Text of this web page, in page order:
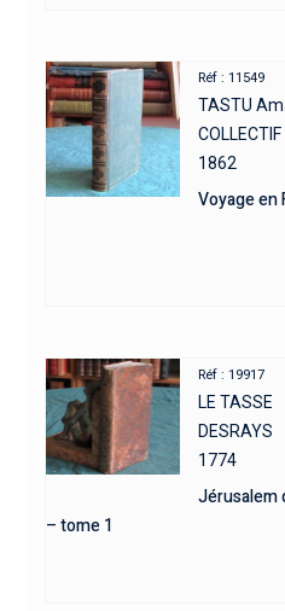
Réf : 11549
TASTU
COLLECTIF
1862
Voyage en
Réf : 19917
LE TASSE
DESRAYS
1774
Jérusalem
– tome 1